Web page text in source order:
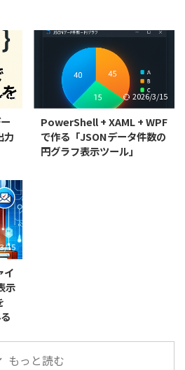
15
力
2026/3/15
PowerShell + XAML + WPF
で作る「JSONデータ件数の
円グラフ表示ツール」
15
イ
示
もっと読む